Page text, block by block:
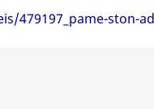
479197_pame-ston-